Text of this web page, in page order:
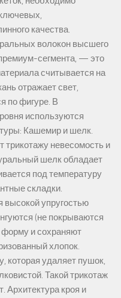
качества.
волокон высшего
сегмента, — это
считывается на
отражает свет,
по фигуре. В
используются
Кашемир и шелк.
трикотажу невесомость и
шелк обладает
под температуру
складки.
упругостью
(не покрываются
и сохраняют
хлопок.
которая удаляет пушок,
Такой трикотаж
Архитектура кроя и